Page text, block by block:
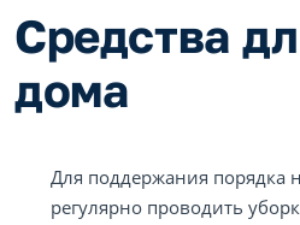
Средства
дома
Для поддержания порядка
регулярно проводить